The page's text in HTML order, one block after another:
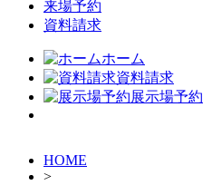
来場予約
資料請求
ホーム
資料請求
展示場予約
HOME
>